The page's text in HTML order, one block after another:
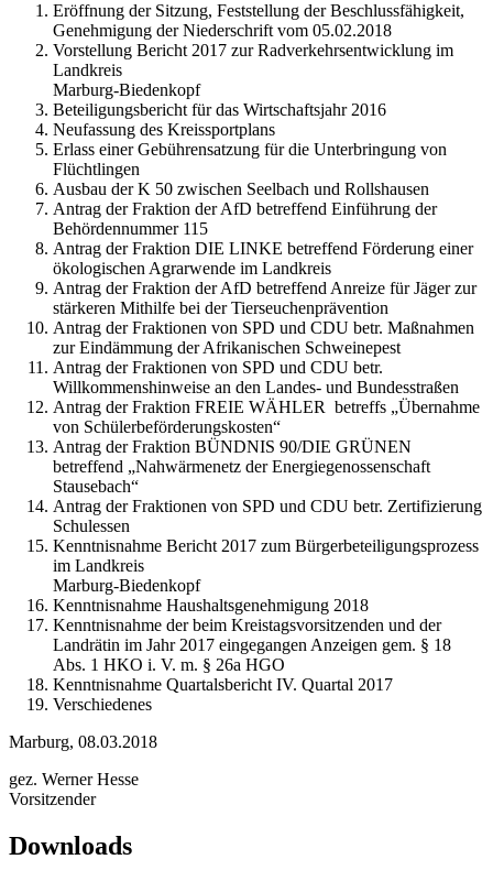
Eröffnung der Sitzung, Feststellung der Beschlussfähigkeit,
Genehmigung der Niederschrift vom 05.02.2018
Vorstellung Bericht 2017 zur Radverkehrsentwicklung im
Landkreis
Marburg-Biedenkopf
Beteiligungsbericht für das Wirtschaftsjahr 2016
Neufassung des Kreissportplans
Erlass einer Gebührensatzung für die Unterbringung von
Flüchtlingen
Ausbau der K 50 zwischen Seelbach und Rollshausen
Antrag der Fraktion der AfD betreffend Einführung der
Behördennummer 115
Antrag der Fraktion DIE LINKE betreffend Förderung einer
ökologischen Agrarwende im Landkreis
Antrag der Fraktion der AfD betreffend Anreize für Jäger zur
stärkeren Mithilfe bei der Tierseuchenprävention
Antrag der Fraktionen von SPD und CDU betr. Maßnahmen
zur Eindämmung der Afrikanischen Schweinepest
Antrag der Fraktionen von SPD und CDU betr.
Willkommenshinweise an den Landes- und Bundesstraßen
Antrag der Fraktion FREIE WÄHLER betreffs „Übernahme
von Schülerbeförderungskosten“
Antrag der Fraktion BÜNDNIS 90/DIE GRÜNEN
betreffend „Nahwärmenetz der Energiegenossenschaft
Stausebach“
Antrag der Fraktionen von SPD und CDU betr. Zertifizierung
Schulessen
Kenntnisnahme Bericht 2017 zum Bürgerbeteiligungsprozess
im Landkreis
Marburg-Biedenkopf
Kenntnisnahme Haushaltsgenehmigung 2018
Kenntnisnahme der beim Kreistagsvorsitzenden und der
Landrätin im Jahr 2017 eingegangen Anzeigen gem. § 18
Abs. 1 HKO i. V. m. § 26a HGO
Kenntnisnahme Quartalsbericht IV. Quartal 2017
Verschiedenes
Marburg, 08.03.2018
gez. Werner Hesse
Vorsitzender
Downloads